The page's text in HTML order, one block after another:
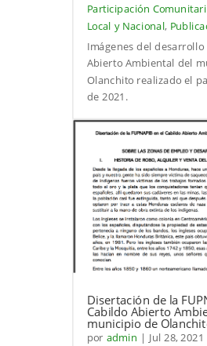
Participación
Local y Nacional,
Imágenes del
Abierto Ambiental del
Olanchito realizado el
de 2021.
Disertación de la
Cabildo Abierto
municipio de
por admin | Jul 28, 2021